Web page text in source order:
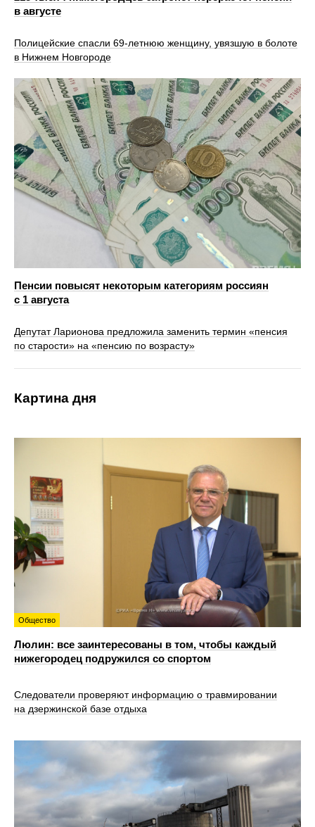
в августе
Полицейские спасли 69-летнюю женщину, увязшую в болоте
в Нижнем Новгороде
Пенсии повысят некоторым категориям россиян
с 1 августа
Депутат Ларионова предложила заменить термин «пенсия
по старости» на «пенсию по возрасту»
Картина дня
Общество
Люлин: все заинтересованы в том, чтобы каждый
нижегородец подружился со спортом
Следователи проверяют информацию о травмировании
на дзержинской базе отдыха